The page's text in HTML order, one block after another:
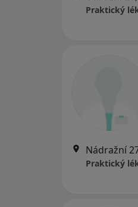
Praktický
Nádražní
Praktický